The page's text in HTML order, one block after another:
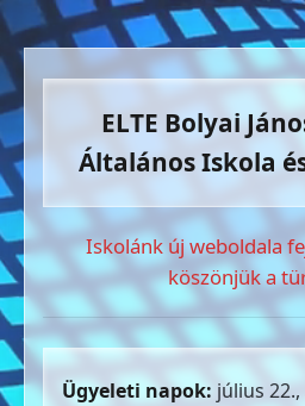
ELTE Bolyai
Általános Iskola
Iskolánk új weboldala
köszönjük a
Ügyeleti napok: július